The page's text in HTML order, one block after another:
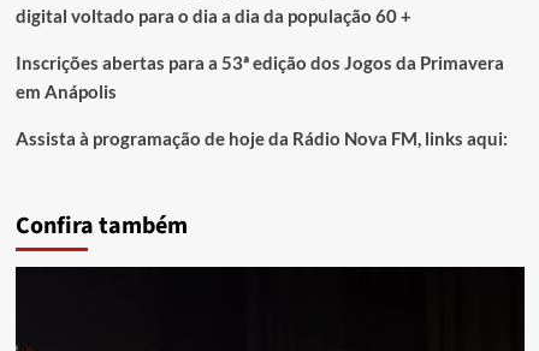
digital voltado para o dia a dia da população 60 +
Inscrições abertas para a 53ª edição dos Jogos da Primavera
em Anápolis
Assista à programação de hoje da Rádio Nova FM, links aqui:
Confira também